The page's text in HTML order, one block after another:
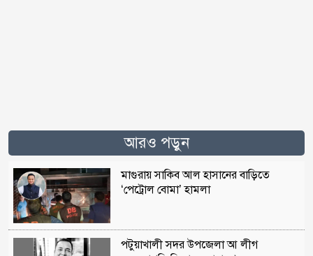
আরও পড়ুন
মাগুরায় সাকিব আল হাসানের বাড়িতে
‘পেট্রোল বোমা’ হামলা
পটুয়াখালী সদর উপজেলা আ লীগ